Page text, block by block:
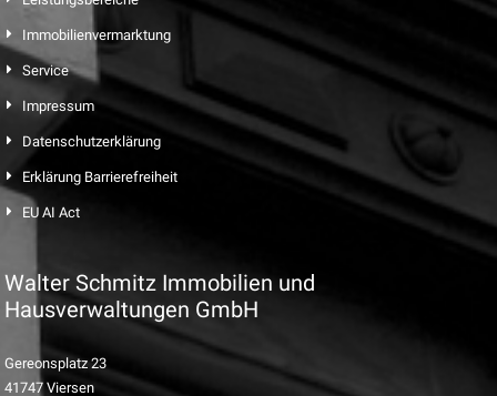
Immobilienvermarktung
Service
Impressum
Datenschutzerklärung
Erklärung Barrierefreiheit
EU AI Act
Walter Schmitz Immobilien und
Hausverwaltungen GmbH
Gereonsplatz 23
41747 Viersen